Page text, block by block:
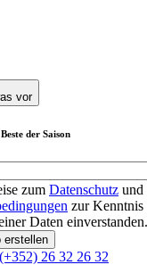
vor
der Saison
zum Datenschutz und
zur Kenntnis
Daten einverstanden.
erstellen
(+352) 26 32 26 32